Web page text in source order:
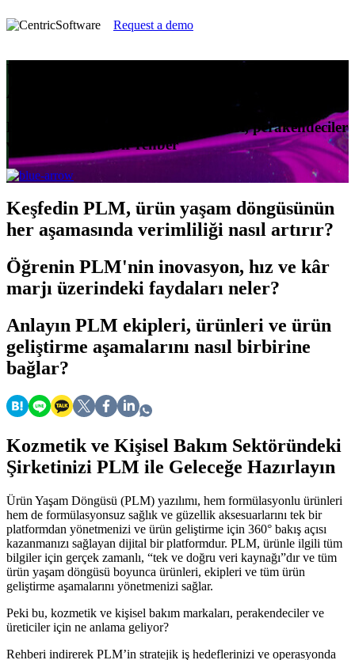
Request a demo
Ürün Yaşam Döngüsü Yönetimini
Anlamak
Kozmetik ve kişisel bakım markaları, perakendeciler
ve üreticiler için bir rehber
Keşfedin PLM, ürün yaşam döngüsünün
her aşamasında verimliliği nasıl artırır?
Öğrenin PLM'nin inovasyon, hız ve kâr
marjı üzerindeki faydaları neler?
Anlayın PLM ekipleri, ürünleri ve ürün
geliştirme aşamalarını nasıl birbirine
bağlar?
Kozmetik ve Kişisel Bakım Sektöründeki
Şirketinizi PLM ile Geleceğe Hazırlayın
Ürün Yaşam Döngüsü (PLM) yazılımı, hem formülasyonlu ürünleri
hem de formülasyonsuz sağlık ve güzellik aksesuarlarını tek bir
platformdan yönetmenizi ve ürün geliştirme için 360° bakış açısı
kazanmanızı sağlayan dijital bir platformdur. PLM, ürünle ilgili tüm
bilgiler için gerçek zamanlı, “tek ve doğru veri kaynağı”dır ve tüm
ürün yaşam döngüsü boyunca ürünleri, ekipleri ve tüm ürün
geliştirme aşamalarını yönetmenizi sağlar.
Peki bu, kozmetik ve kişisel bakım markaları, perakendeciler ve
üreticiler için ne anlama geliyor?
Rehberi indirerek PLM’in stratejik iş hedeflerinizi ve operasyonda